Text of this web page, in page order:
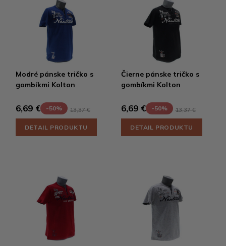
Modré pánske tričko s
gombíkmi Kolton
6,69 € -50% 13,37 €
DETAIL PRODUKTU
Čierne pánske tričko s
gombíkmi Kolton
6,69 € -50% 13,37 €
DETAIL PRODUKTU